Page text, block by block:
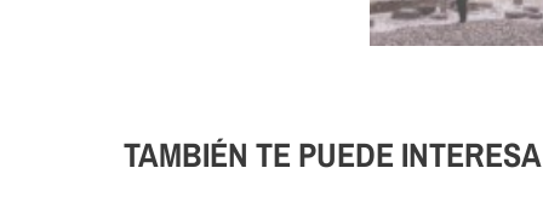
TAMBIÉN TE PUEDE